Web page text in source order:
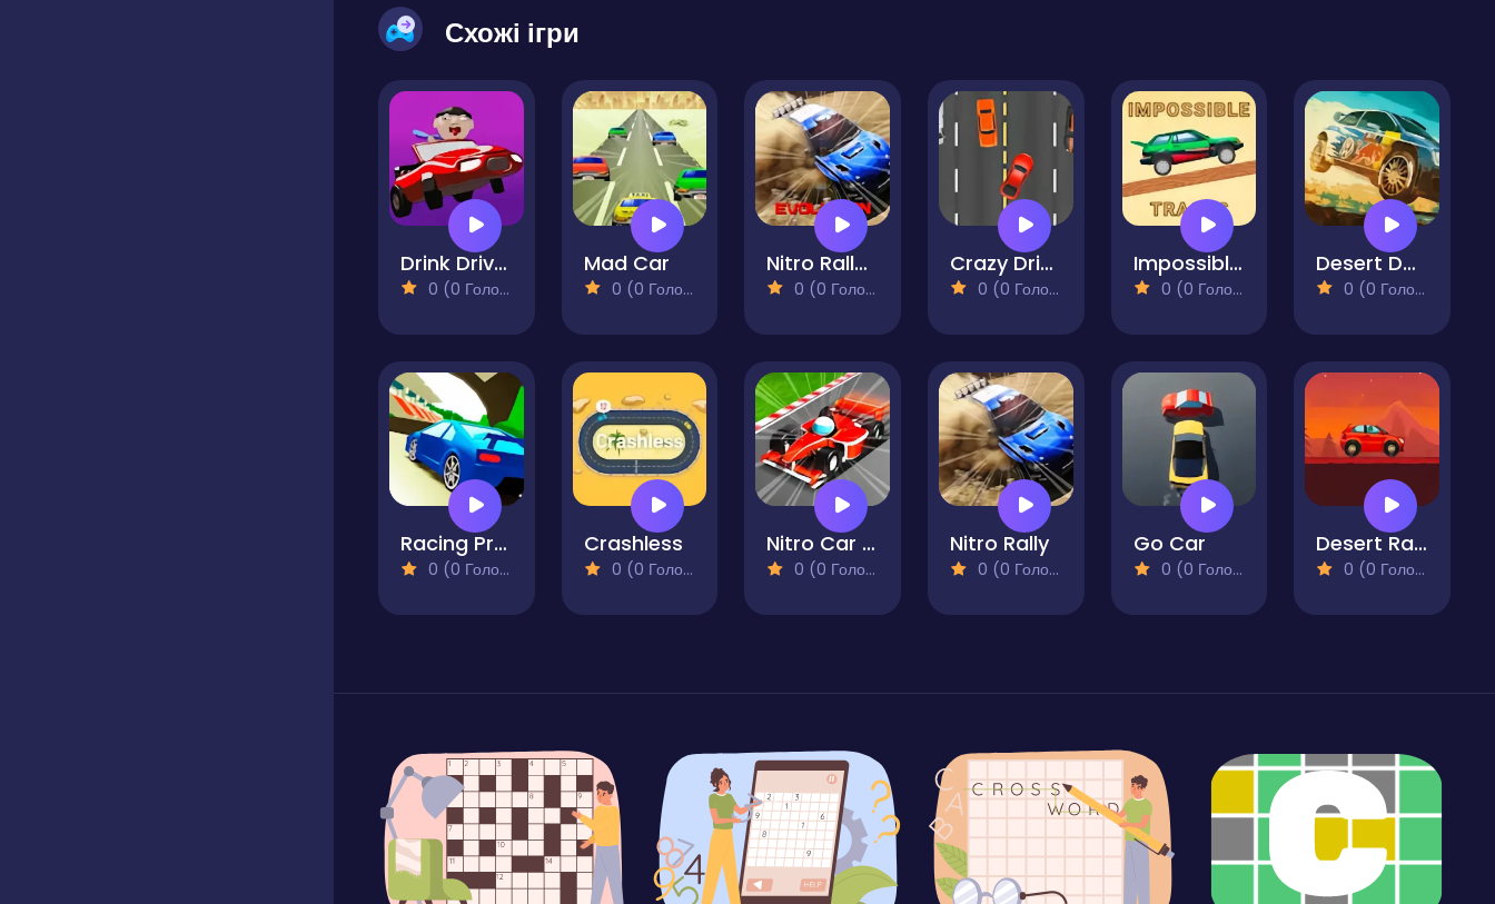
Схожі ігри
Drink Drive Survive
0 (0 Голосів)
Mad Car
0 (0 Голосів)
Nitro Rally Evolution
0 (0 Голосів)
Crazy Driver
0 (0 Голосів)
Impossible Tracks 2D
0 (0 Голосів)
Desert Dakar Xtream
0 (0 Голосів)
Racing Project Kit
0 (0 Голосів)
Crashless
0 (0 Голосів)
Nitro Car Racing
0 (0 Голосів)
Nitro Rally
0 (0 Голосів)
Go Car
0 (0 Голосів)
Desert Racing
0 (0 Голосів)